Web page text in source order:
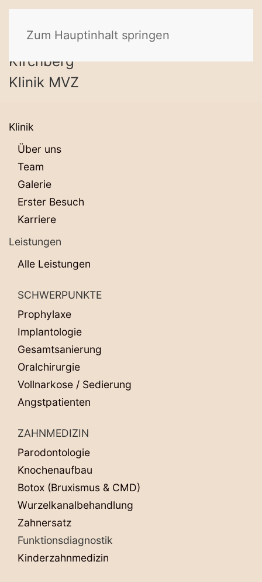
Zum Hauptinhalt springen
Klinik
Über uns
Team
Galerie
Erster Besuch
Karriere
Leistungen
Alle Leistungen
SCHWERPUNKTE
Prophylaxe
Implantologie
Gesamtsanierung
Oralchirurgie
Vollnarkose / Sedierung
Angstpatienten
ZAHNMEDIZIN
Parodontologie
Knochenaufbau
Botox (Bruxismus & CMD)
Wurzelkanalbehandlung
Zahnersatz
Funktionsdiagnostik
Kinderzahnmedizin